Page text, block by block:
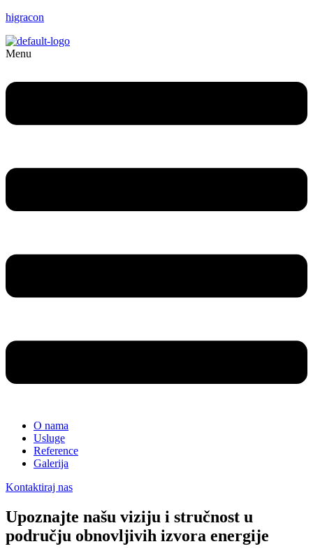
higracon
Menu
O nama
Usluge
Reference
Galerija
Kontaktiraj nas
Upoznajte našu viziju i stručnost u
području obnovljivih izvora energije